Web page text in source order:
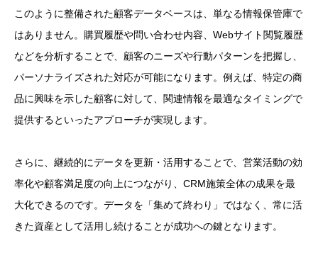
このように整備された顧客データベースは、単なる情報保管庫で
はありません。購買履歴や問い合わせ内容、Webサイト閲覧履歴
などを分析することで、顧客のニーズや行動パターンを把握し、
パーソナライズされた対応が可能になります。例えば、特定の商
品に興味を示した顧客に対して、関連情報を最適なタイミングで
提供するといったアプローチが実現します。
さらに、継続的にデータを更新・活用することで、営業活動の効
率化や顧客満足度の向上につながり、CRM施策全体の成果を最
大化できるのです。データを「集めて終わり」ではなく、常に活
きた資産として活用し続けることが成功への鍵となります。